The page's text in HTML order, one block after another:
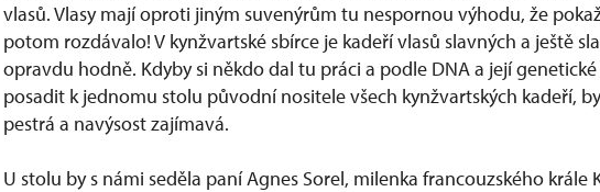
vlasů. Vlasy mají oproti jiným suvenýrům tu nespornou výhodu, že
potom rozdávalo! V kynžvartské sbírce je kadeří vlasů slavných a ještě
opravdu hodně. Kdyby si někdo dal tu práci a podle DNA a její
posadit k jednomu stolu původní nositele všech kynžvartských kadeří,
pestrá a navýsost zajímavá.
U stolu by s námi seděla paní Agnes Sorel, milenka francouzského krále